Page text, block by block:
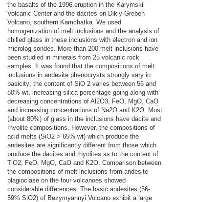
the basalts of the 1996 eruption in the Karymskii
Volcanic Center and the dacites on Dikiy Greben
Volcano, southern Kamchatka. We used
homogenization of melt inclusions and the analysis of
chilled glass in these inclusions with electron and ion
microlog sondes. More than 200 melt inclusions have
been studied in minerals from 25 volcanic rock
samples. It was found that the compositions of melt
inclusions in andesite phenocrysts strongly vary in
basicity; the content of SiO 2 varies between 56 and
80% wt, increasing silica percentage going along with
decreasing concentrations of Al2O3, FeO, MgO, CaO
and increasing concentrations of Na2O and K2O. Most
(about 80%) of glass in the inclusions have dacite and
rhyolite compositions. However, the compositions of
acid melts (SiO2 > 65% wt) which produce the
andesites are significantly different from those which
produce the dacites and rhyolites as to the content of
TiO2, FeO, MgO, CaO and K2O. Comparison between
the compositions of melt inclusions from andesite
plagioclase on the four volcanoes showed
considerable differences. The basic andesites (56-
59% SiO2) of Bezymyannyi Volcano exhibit a large